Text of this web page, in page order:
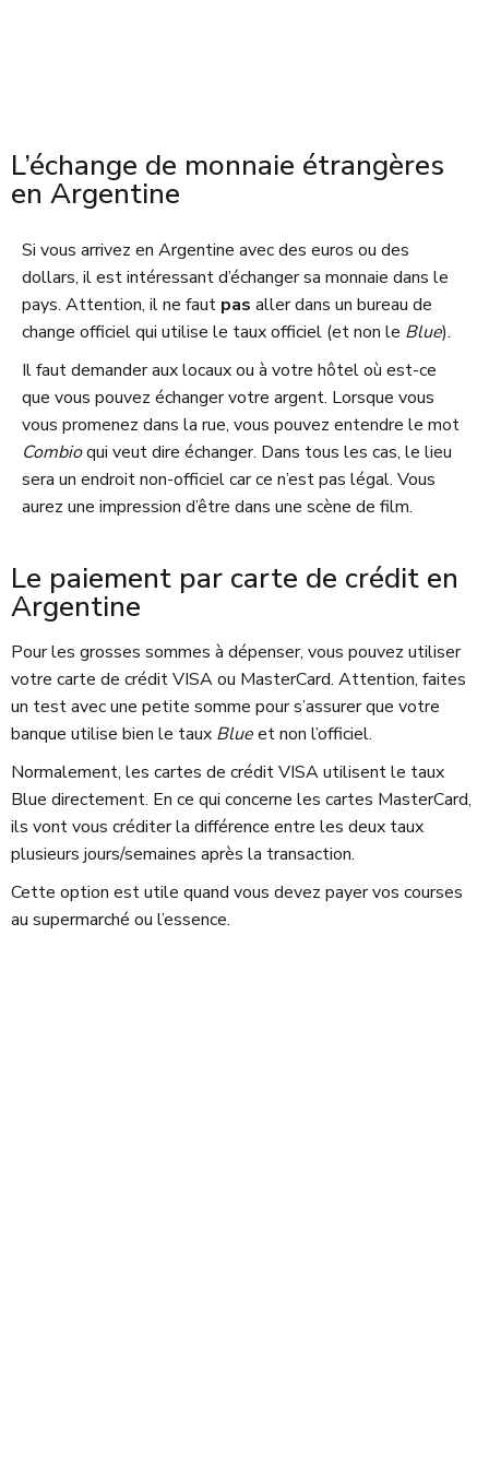
L’échange de monnaie étrangères
en Argentine
Si vous arrivez en Argentine avec des euros ou des
dollars, il est intéressant d’échanger sa monnaie dans le
pays. Attention, il ne faut pas aller dans un bureau de
change officiel qui utilise le taux officiel (et non le Blue).
Il faut demander aux locaux ou à votre hôtel où est-ce
que vous pouvez échanger votre argent. Lorsque vous
vous promenez dans la rue, vous pouvez entendre le mot
Combioqui veut dire échanger. Dans tous les cas, le lieu
sera un endroit non-officiel car ce n’est pas légal. Vous
aurez une impression d’être dans une scène de film.
Le paiement par carte de crédit en
Argentine
Pour les grosses sommes à dépenser, vous pouvez utiliser
votre carte de crédit VISA ou MasterCard. Attention, faites
un test avec une petite somme pour s’assurer que votre
banque utilise bien le taux Blueet non l’officiel.
Normalement, les cartes de crédit VISA utilisent le taux
Blue directement. En ce qui concerne les cartes MasterCard,
ils vont vous créditer la différence entre les deux taux
plusieurs jours/semaines après la transaction.
Cette option est utile quand vous devez payer vos courses
au supermarché ou l’essence.